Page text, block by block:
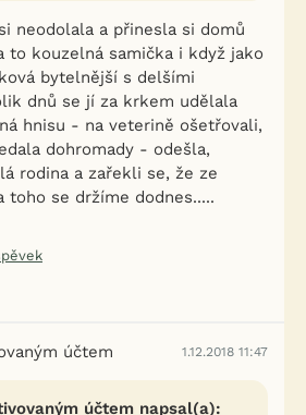
neodolala a přinesla si domů
to kouzelná samička i když jako
bytelnější s delšími
dnů se jí za krkem udělala
hnisu - na veterině ošetřovali,
dohromady - odešla,
rodina a zařekli se, že ze
toho se držíme dodnes.....
účtem 1.12.2018 11:47
účtem napsal(a):